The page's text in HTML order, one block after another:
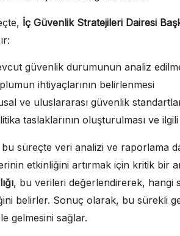
İç Güvenlik Stratejileri Dairesi
güvenlik durumunun analiz
ihtiyaçlarının belirlenmesi
ve uluslararası güvenlik
taslaklarının oluşturulması ve
bu süreçte veri analizi ve raporlama
etkinliğini artırmak için kritik bir
, bu verileri değerlendirerek, hangi
belirler. Sonuç olarak, bu sürekli
gelmesini sağlar.